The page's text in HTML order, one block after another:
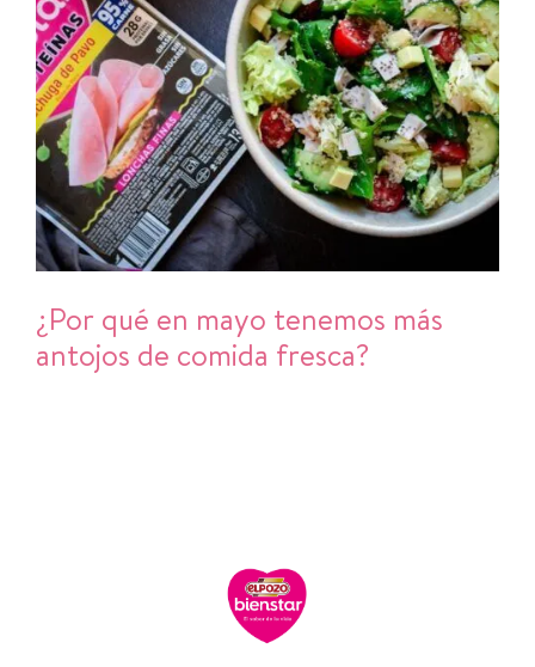
¿Por qué en mayo tenemos más
antojos de comida fresca?